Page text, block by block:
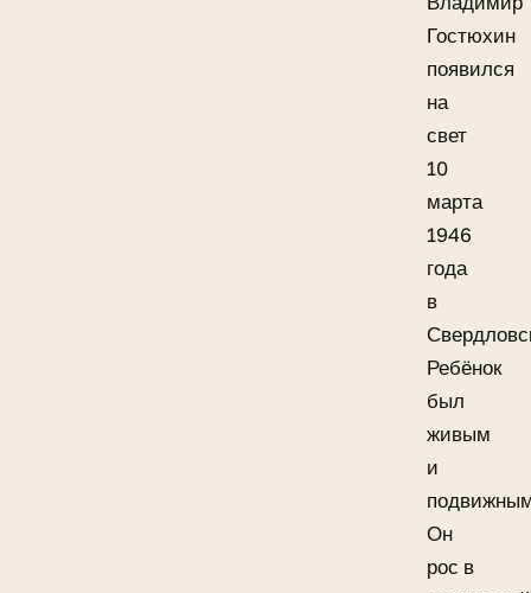
Гостюхин
появился
на
свет
10
марта
1946
года
в
Ребёнок
был
живым
и
Он
рос в